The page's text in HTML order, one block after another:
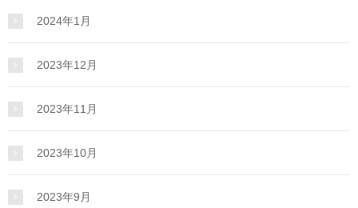
2024年1月
2023年12月
2023年11月
2023年10月
2023年9月